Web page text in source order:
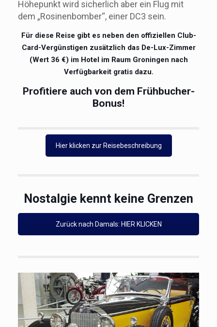
Charme der Städte aus der Hansezeit. Der
Höhepunkt wird sicherlich aber ein Flug mit
dem „Rosinenbomber“, einer DC3 sein.
Für diese Reise gibt es neben den offiziellen Club-
Card-Vergünstigen zusätzlich das De-Lux-Zimmer
(Wert 36 €) im Hotel im Raum Groningen nach
Verfügbarkeit gratis dazu.
Profitiere auch von dem Frühbucher-
Nostalgie kennt keine Grenzen